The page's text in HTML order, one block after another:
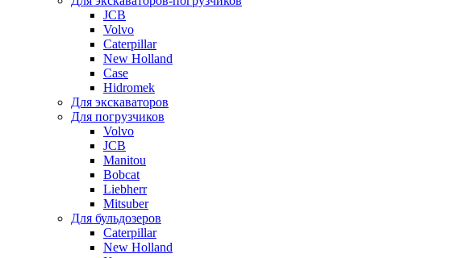
JCB
Volvo
Caterpillar
New Holland
Case
Hidromek
Для экскаваторов
Для погрузчиков
Volvo
JCB
Manitou
Bobcat
Liebherr
Mitsuber
Для бульдозеров
Caterpillar
New Holland